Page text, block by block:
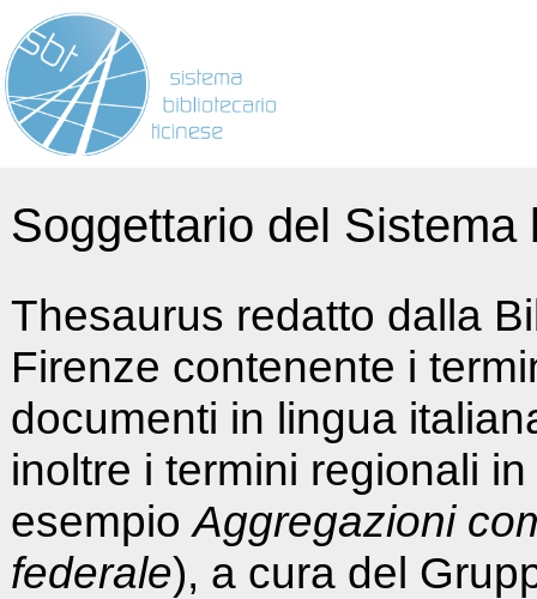
Soggettario del
Thesaurus redatto dalla
Firenze contenente i
documenti in lingua
inoltre i termini regionali
esempioAggregazioni
federale), a cura del